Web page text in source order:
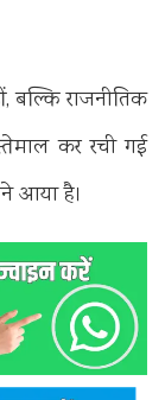
बल्कि राजनीतिक
कर रची गई
आया है।